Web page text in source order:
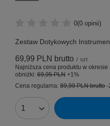
0(0 opinii)
Zestaw Dotykowych
69,99 PLN brutto / szt.
Najniższa cena produktu w
obniżki: 69,95 PLN +1%
Cena regularna: 89,99 PLNbrutto -